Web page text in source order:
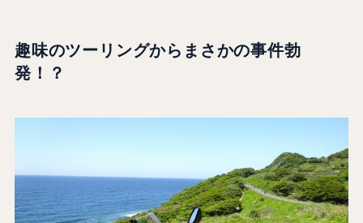
趣味のツーリングからまさかの事件勃
発！？